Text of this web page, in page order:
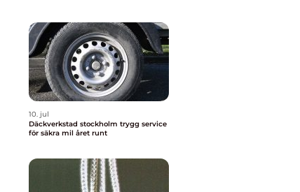
10. jul
Däckverkstad stockholm trygg service
för säkra mil året runt